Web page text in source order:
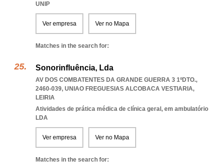
UNIP
Ver empresa Ver no Mapa
Matches in the search for:
Sonorinfluência, Lda
AV DOS COMBATENTES DA GRANDE GUERRA 3 1ºDTO.,
2460-039, UNIAO FREGUESIAS ALCOBACA VESTIARIA,
LEIRIA
Atividades de prática médica de clínica geral, em ambulatório
LDA
Ver empresa Ver no Mapa
Matches in the search for: